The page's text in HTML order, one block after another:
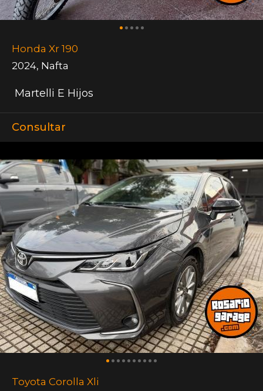
Honda Xr 190
2024, Nafta
Martelli E Hijos
Consultar
Toyota Corolla Xli